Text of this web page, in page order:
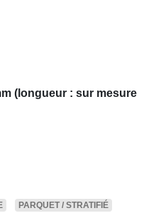
(longueur : sur mesure
PARQUET / STRATIFIÉ